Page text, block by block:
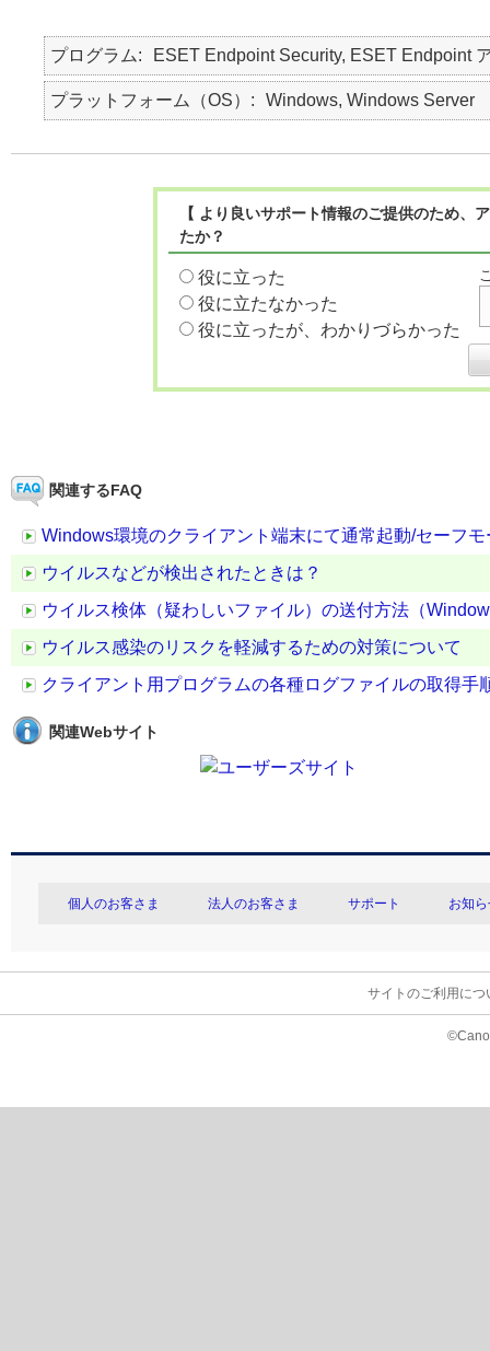
プログラム ESET Endpoint Security, ESET Endpoint
プラットフォーム（OS） Windows, Windows Server
【 より良いサポート情報のご提供のため
たか？
役に立った
役に立たなかった
役に立ったが、わかりづらかった
関連するFAQ
Windows環境のクライアント端末にて通常起動/セーフ
ウイルスなどが検出されたときは？
ウイルス検体（疑わしいファイル）の送付方法（
ウイルス感染のリスクを軽減するための対策について
クライアント用プログラムの各種ログファイルの取得
関連Webサイト
個人のお客さま 法人のお客さま サポート お知
サイトのご利用につ